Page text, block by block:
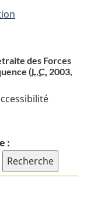
des Forces
(L.C. 2003,
: